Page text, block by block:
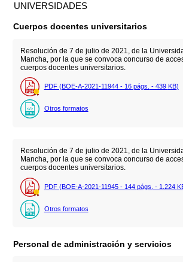
UNIVERSIDADES
Cuerpos docentes universitarios
Resolución de 7 de julio de 2021, de la
Mancha, por la que se convoca concurso de
cuerpos docentes universitarios.
PDF (BOE-A-2021-11944 - 16 págs. - 439 KB)
Otros formatos
Resolución de 7 de julio de 2021, de la
Mancha, por la que se convoca concurso de
cuerpos docentes universitarios.
PDF (BOE-A-2021-11945 - 144 págs. - 1.224
Otros formatos
Personal de administración y servicios